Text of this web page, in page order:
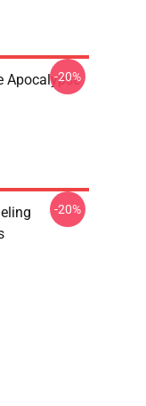
Apocalypse
-20%
-20%